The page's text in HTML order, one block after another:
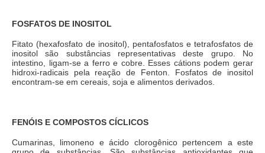
FOSFATOS DE INOSITOL
Fitato (hexafosfato de inositol), pentafosfatos e tetrafosfatos de
inositol são substâncias representativas deste grupo. No
intestino, ligam-se a ferro e cobre. Esses cátions podem gerar
hidroxi-radicais pela reação de Fenton. Fosfatos de inositol
encontram-se em cereais, soja e alimentos derivados.
FENÓIS E COMPOSTOS CÍCLICOS
Cumarinas, limoneno e ácido clorogênico pertencem a este